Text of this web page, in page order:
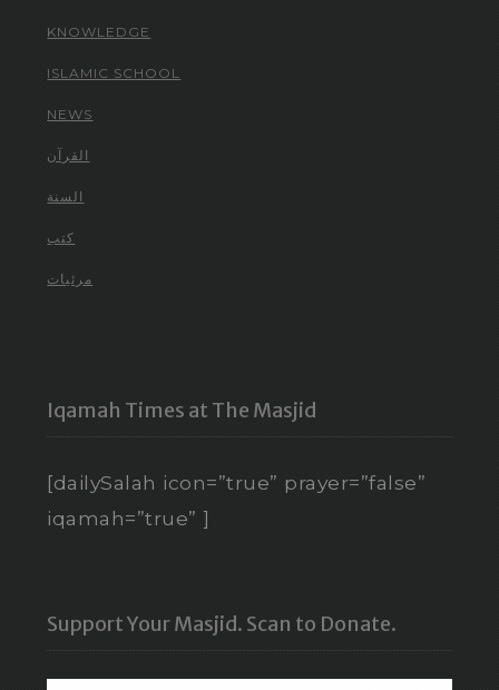
KNOWLEDGE
ISLAMIC SCHOOL
NEWS
القرآن
السنة
كتب
مرئيات
Iqamah Times at The Masjid
[dailySalah icon=”true” prayer=”false”
iqamah=”true” ]
Support Your Masjid. Scan to Donate.